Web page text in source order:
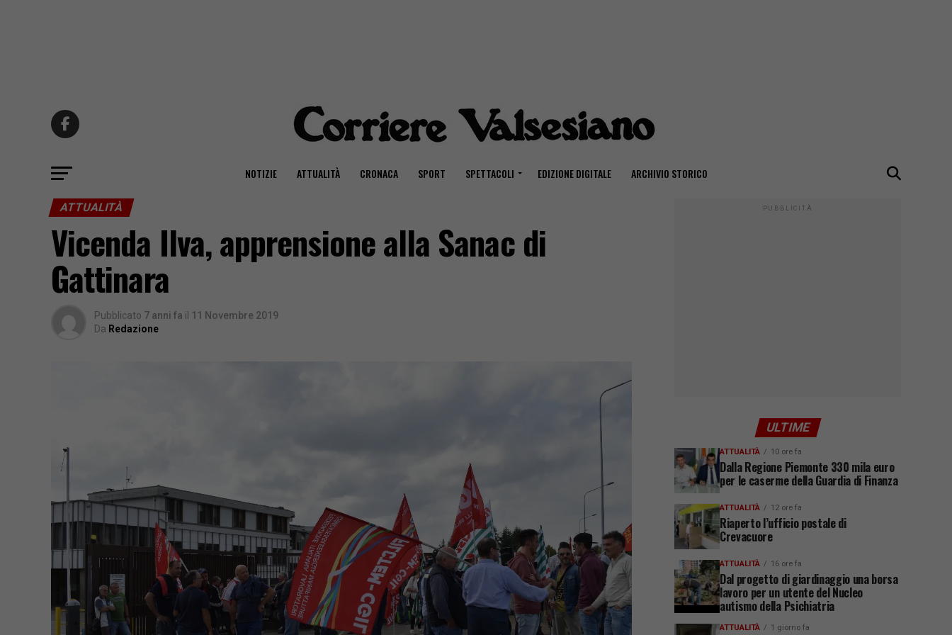
NOTIZIE ATTUALITÀ CRONACA SPORT SPETTACOLI EDIZIONE DIGITALE ARCHIVIO STORICO
ATTUALITÀ
Vicenda Ilva, apprensione alla Sanac di
Gattinara
Pubblicato 7 anni fa il 11 Novembre 2019
Da Redazione
PUBBLICITÀ
ULTIME
ATTUALITÀ 10 ore fa
Dalla Regione Piemonte 330 mila euro
per le caserme della Guardia di Finanza
ATTUALITÀ 12 ore fa
Riaperto l’ufficio postale di
Crevacuore
ATTUALITÀ 16 ore fa
Dal progetto di giardinaggio una borsa
lavoro per un utente del Nucleo
autismo della Psichiatria
ATTUALITÀ 1 giorno fa